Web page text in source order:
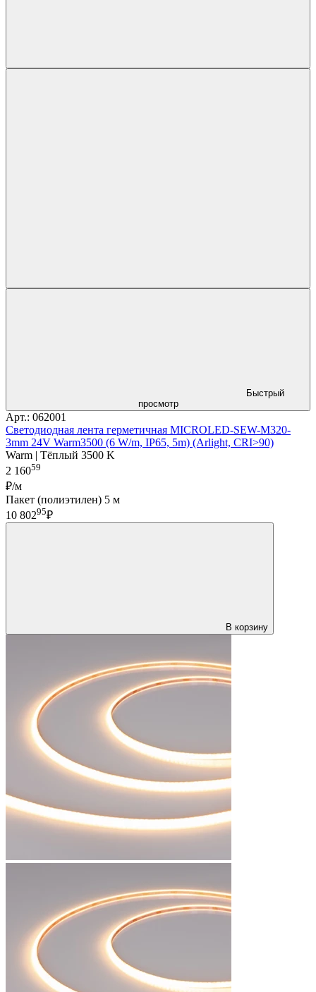
Быстрый
просмотр
Арт.: 062001
Светодиодная лента герметичная MICROLED-SEW-M320-
3mm 24V Warm3500 (6 W/m, IP65, 5m) (Arlight, CRI>90)
Warm | Тёплый 3500 K
2 16059
₽/м
Пакет (полиэтилен) 5 м
10 80295₽
В корзину